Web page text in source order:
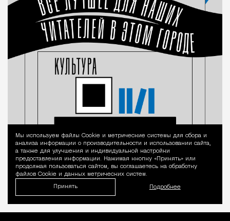
Уведомление
Мы используем файлы Сookie и метрические системы для сбора и
анализа информации о производительности и использовании сайта,
а также для улучшения и индивидуальной настройки
предоставления информации. Нажимая кнопку «Принять» или
продолжая пользоваться сайтом, вы соглашаетесь на обработку
файлов Cookie и данных метрических систем.
Принять Подробнее